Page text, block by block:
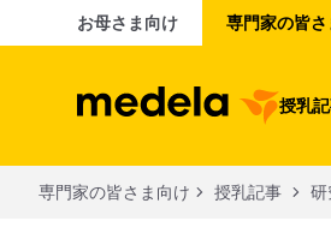
お母さま向け 専門家の皆
授乳
専門家の皆さま向け 授乳記事 研